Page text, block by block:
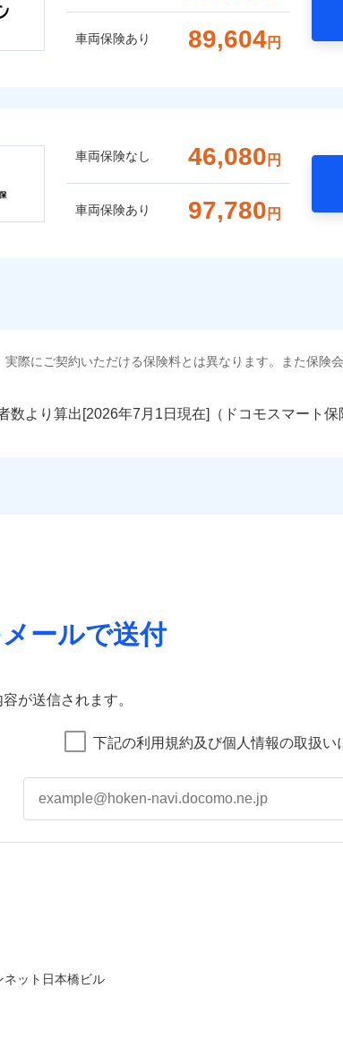
車両保険あり 89,604円
車両保険なし 46,080 円
車両保険あり 97,780 円
際にご契約いただける保険料とは異なります。また保
数より算出[ 年 月 日現在]（ドコモスマート保
ールで送付
が送信されます。
下記の利用規約及び個人情報の取扱い
ット日本橋ビル